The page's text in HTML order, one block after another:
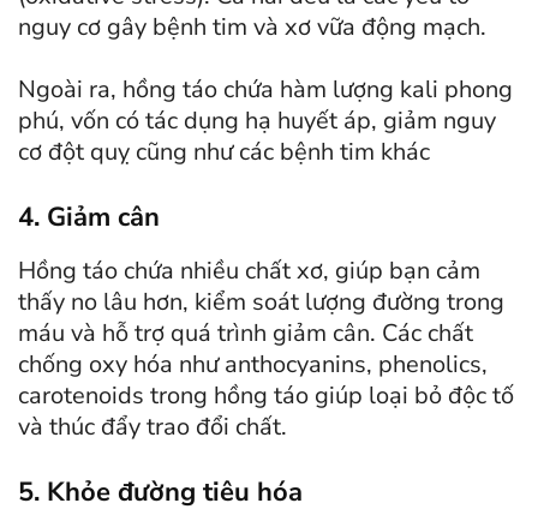
nguy cơ gây bệnh tim và xơ vữa động mạch.
Ngoài ra, hồng táo chứa hàm lượng kali phong
phú, vốn có tác dụng hạ huyết áp, giảm nguy
cơ đột quỵ cũng như các bệnh tim khác
4. Giảm cân
Hồng táo chứa nhiều chất xơ, giúp bạn cảm
thấy no lâu hơn, kiểm soát lượng đường trong
máu và hỗ trợ quá trình giảm cân. Các chất
chống oxy hóa như anthocyanins, phenolics,
carotenoids trong hồng táo giúp loại bỏ độc tố
và thúc đẩy trao đổi chất.
5. Khỏe đường tiêu hóa